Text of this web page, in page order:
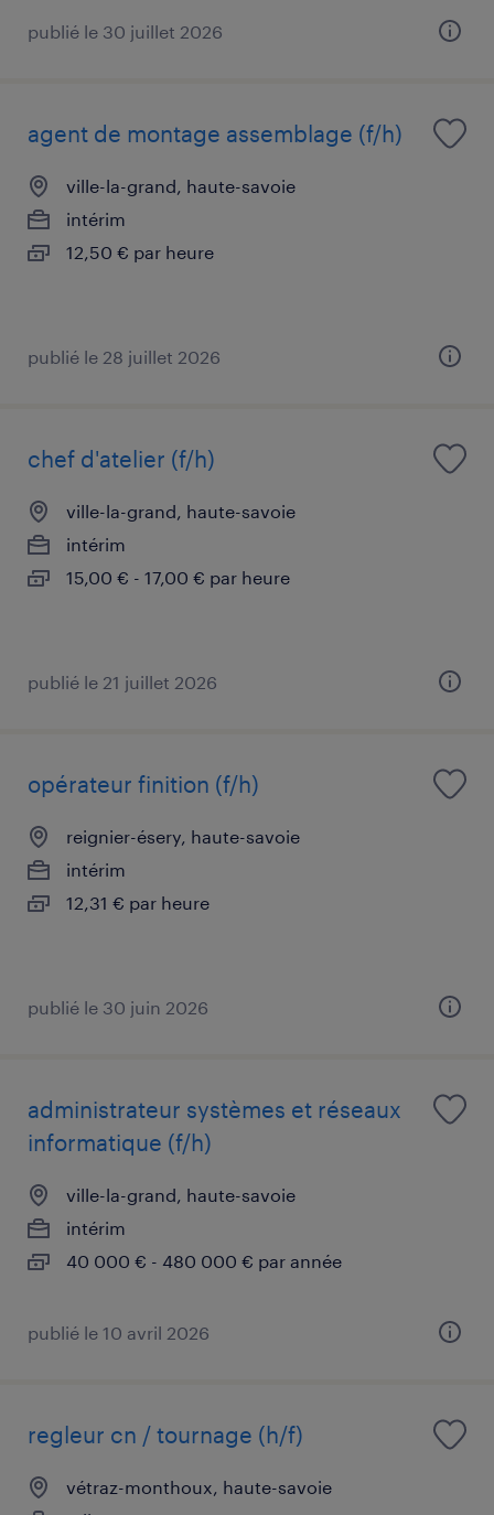
publié le 30 juillet 2026
agent de montage assemblage (f/h)
ville-la-grand, haute-savoie
intérim
12,50 € par heure
publié le 28 juillet 2026
chef d'atelier (f/h)
ville-la-grand, haute-savoie
intérim
15,00 € - 17,00 € par heure
publié le 21 juillet 2026
opérateur finition (f/h)
reignier-ésery, haute-savoie
intérim
12,31 € par heure
publié le 30 juin 2026
administrateur systèmes et réseaux
informatique (f/h)
ville-la-grand, haute-savoie
intérim
40 000 € - 480 000 € par année
publié le 10 avril 2026
regleur cn / tournage (h/f)
vétraz-monthoux, haute-savoie